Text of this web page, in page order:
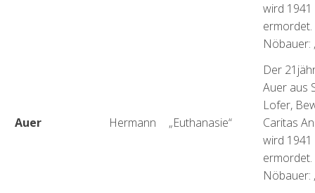
wird
Nöbauer:
Auer Hermann „Euthanasie“
Der
Auer aus
Lofer,
Caritas
wird
Nöbauer: